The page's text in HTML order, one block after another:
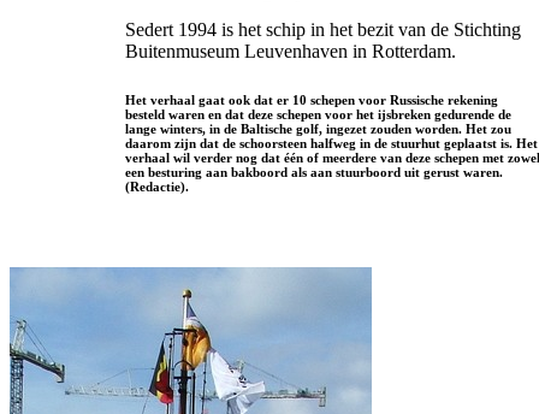
Sedert 1994 is het schip in het bezit van de Stichting
Buitenmuseum Leuvenhaven in Rotterdam.
Het verhaal gaat ook dat er 10 schepen voor Russische rekening
besteld waren en dat deze schepen voor het ijsbreken gedurende de
lange winters, in de Baltische golf, ingezet zouden worden. Het zou
daarom zijn dat de schoorsteen halfweg in de stuurhut geplaatst is. Het
verhaal wil verder nog dat één of meerdere van deze schepen met zowel
een besturing aan bakboord als aan stuurboord uit gerust waren.
(Redactie).